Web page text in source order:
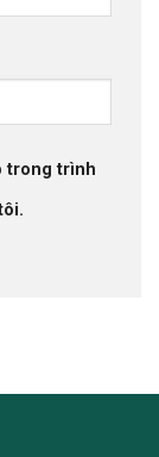
trong trình